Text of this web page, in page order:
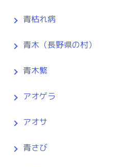
青枯れ病
青木（長野県の村）
青木繁
アオゲラ
アオサ
青さび